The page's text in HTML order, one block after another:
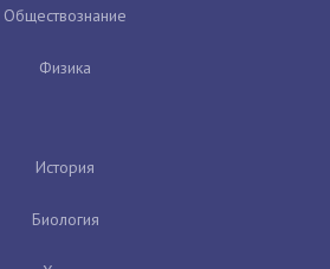
Обществознание
Физика
История
Биология